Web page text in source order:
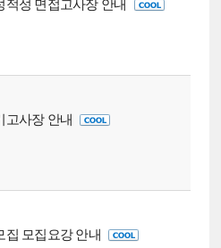
적성 면접고사장 안내
고사장 안내
집 모집요강 안내